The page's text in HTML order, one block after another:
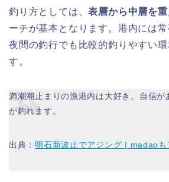
釣り方としては、表層から中層を
ーチが基本となります。港内には常
夜間の釣行でも比較的釣りやすい
す。
満潮潮止まりの漁港内は大好き。自信が
が釣れます。
出典： 明石新波止でアジング | madaoも